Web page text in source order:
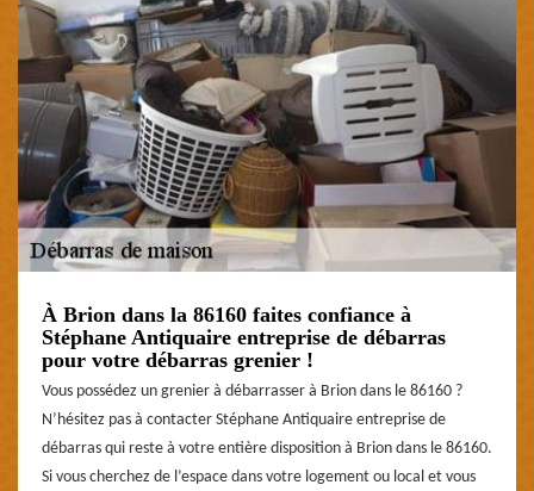
À Brion dans la 86160 faites confiance à
Stéphane Antiquaire entreprise de débarras
pour votre débarras grenier !
Vous possédez un grenier à débarrasser à Brion dans le 86160 ?
N’hésitez pas à contacter Stéphane Antiquaire entreprise de
débarras qui reste à votre entière disposition à Brion dans le 86160.
Si vous cherchez de l’espace dans votre logement ou local et vous